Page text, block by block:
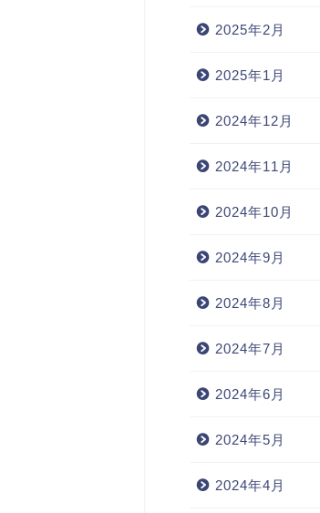
2025年2月
2025年1月
2024年12月
2024年11月
2024年10月
2024年9月
2024年8月
2024年7月
2024年6月
2024年5月
2024年4月